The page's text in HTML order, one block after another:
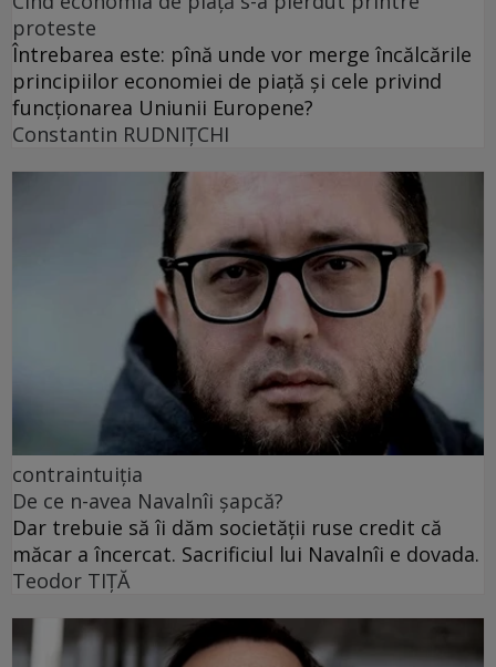
proteste
Întrebarea este: pînă unde vor merge încălcările
principiilor economiei de piață și cele privind
funcționarea Uniunii Europene?
Constantin RUDNIŢCHI
contraintuiția
De ce n-avea Navalnîi șapcă?
Dar trebuie să îi dăm societății ruse credit că
măcar a încercat. Sacrificiul lui Navalnîi e dovada.
Teodor TIŢĂ